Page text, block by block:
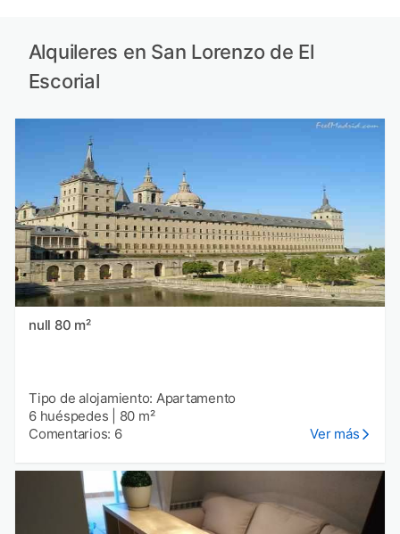
Alquileres en San Lorenzo de El
Escorial
null 80 m²
Tipo de alojamiento: Apartamento
6 huéspedes
80 m²
Comentarios: 6
Ver más